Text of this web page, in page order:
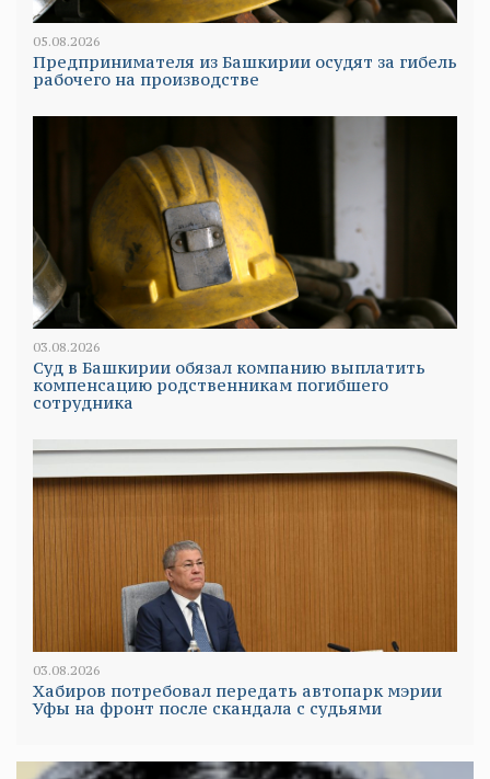
05.08.2026
Предпринимателя из Башкирии осудят за гибель
рабочего на производстве
03.08.2026
Суд в Башкирии обязал компанию выплатить
компенсацию родственникам погибшего
сотрудника
03.08.2026
Хабиров потребовал передать автопарк мэрии
Уфы на фронт после скандала с судьями